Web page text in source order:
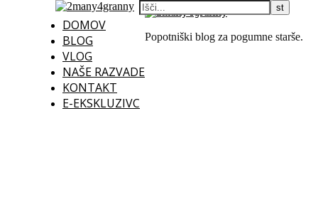
DOMOV
BLOG
VLOG
NAŠE RAZVADE
KONTAKT
E-EKSKLUZIVC
Popotniški blog za pogumne starše.